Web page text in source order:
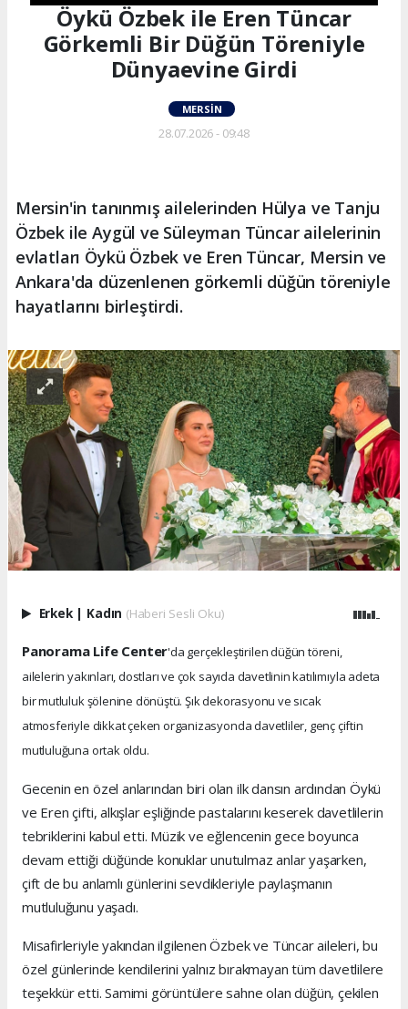
Öykü Özbek ile Eren Tüncar
Görkemli Bir Düğün Töreniyle
Dünyaevine Girdi
MERSIN
28.07.2026 - 09:48
Mersin'in tanınmış ailelerinden Hülya ve Tanju
Özbek ile Aygül ve Süleyman Tüncar ailelerinin
evlatları Öykü Özbek ve Eren Tüncar, Mersin ve
Ankara'da düzenlenen görkemli düğün töreniyle
hayatlarını birleştirdi.
Erkek | Kadın (Haberi Sesli Oku)
Panorama Life Center'da gerçekleştirilen düğün töreni,
ailelerin yakınları, dostları ve çok sayıda davetlinin katılımıyla adeta
bir mutluluk şölenine dönüştü. Şık dekorasyonu ve sıcak
atmosferiyle dikkat çeken organizasyonda davetliler, genç çiftin
mutluluğuna ortak oldu.
Gecenin en özel anlarından biri olan ilk dansın ardından Öykü
ve Eren çifti, alkışlar eşliğinde pastalarını keserek davetlilerin
tebriklerini kabul etti. Müzik ve eğlencenin gece boyunca
devam ettiği düğünde konuklar unutulmaz anlar yaşarken,
çift de bu anlamlı günlerini sevdikleriyle paylaşmanın
mutluluğunu yaşadı.
Misafirleriyle yakından ilgilenen Özbek ve Tüncar aileleri, bu
özel günlerinde kendilerini yalnız bırakmayan tüm davetlilere
teşekkür etti. Samimi görüntülere sahne olan düğün, çekilen